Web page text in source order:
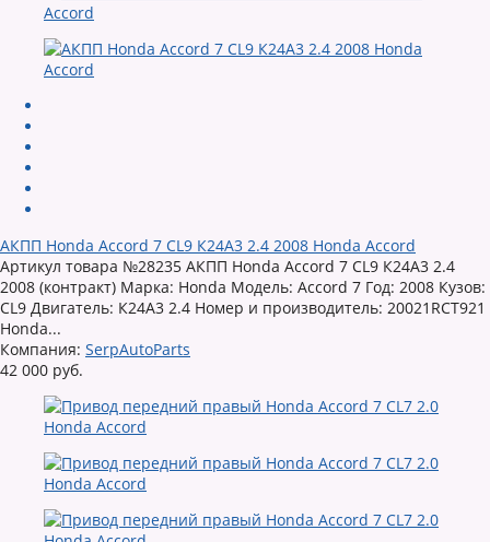
АКПП Honda Accord 7 CL9 К24А3 2.4 2008 Honda Accord
Артикул товара №28235 АКПП Honda Accord 7 CL9 К24А3 2.4
2008 (контракт) Марка: Honda Модель: Accord 7 Год: 2008 Кузов:
CL9 Двигатель: К24А3 2.4 Номер и производитель: 20021RCT921
Honda...
Компания: SerpAutoParts
42 000 руб.